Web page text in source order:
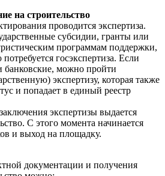
на строительство
проводится экспертиза.
субсидии, гранты или
программам поддержки,
госэкспертиза. Если
банковские, можно пройти
экспертизу, которая также
и попадает в единый реестр
экспертизы выдается
С этого момента начинается
и выход на площадку.
документации и получения